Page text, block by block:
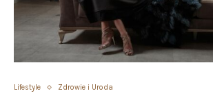
Lifestyle Zdrowie i Uroda